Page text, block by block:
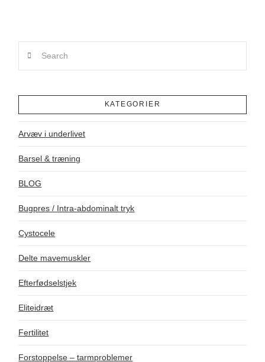
KATEGORIER
Arvæv i underlivet
Barsel & træning
BLOG
Bugpres / Intra-abdominalt tryk
Cystocele
Delte mavemuskler
Efterfødselstjek
Eliteidræt
Fertilitet
Forstoppelse – tarmproblemer